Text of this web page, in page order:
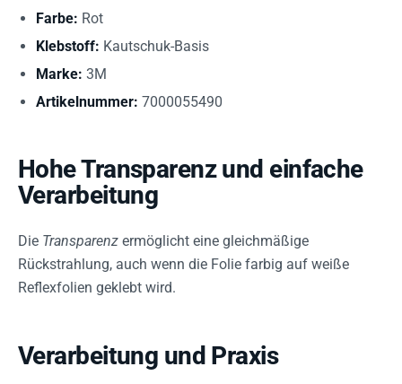
Farbe: Rot
Klebstoff: Kautschuk-Basis
Marke: 3M
Artikelnummer: 7000055490
Hohe Transparenz und einfache
Verarbeitung
Die Transparenz ermöglicht eine gleichmäßige
Rückstrahlung, auch wenn die Folie farbig auf weiße
Reflexfolien geklebt wird.
Verarbeitung und Praxis